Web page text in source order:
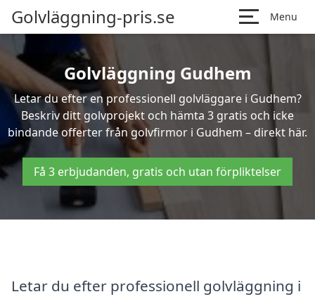
Golvläggning-pris.se Menu
Golvläggning Gudhem
Letar du efter en professionell golvläggare i Gudhem?
Beskriv ditt golvprojekt och hämta 3 gratis och icke
bindande offerter från golvfirmor i Gudhem – direkt här.
Få 3 erbjudanden, gratis och utan förpliktelser
Letar du efter professionell golvläggning i